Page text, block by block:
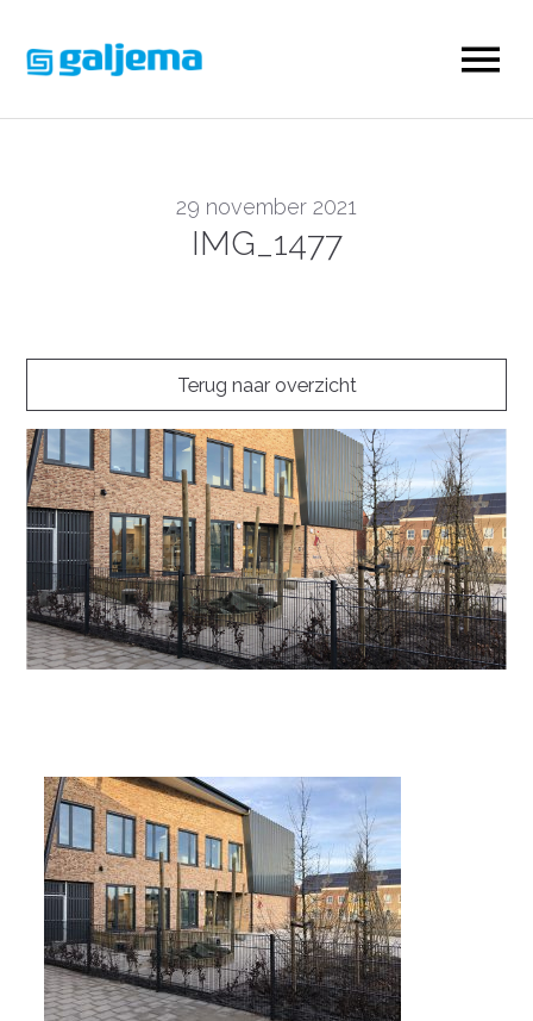
29 november 2021
IMG_1477
Terug naar overzicht